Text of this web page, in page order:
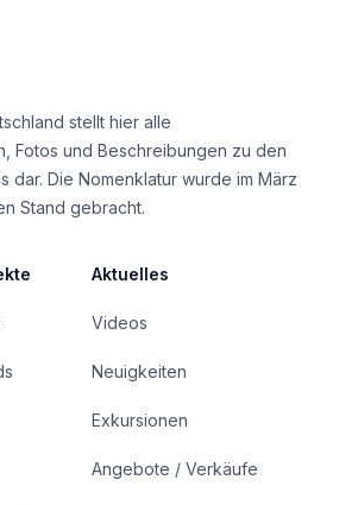
stellt hier alle
Fotos und Beschreibungen zu den
dar. Die Nomenklatur wurde im März
Stand gebracht.
Aktuelles
Videos
Neuigkeiten
Exkursionen
Angebote / Verkäufe